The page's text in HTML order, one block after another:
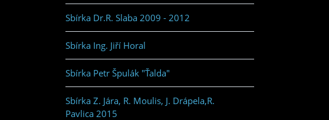
Sbírka Dr.R. Slaba 2009 - 2012
Sbírka Ing. Jiří Horal
Sbírka Petr Špulák "Ťalda"
Sbírka Z. Jára, R. Moulis, J. Drápela,R.
Pavlica 2015